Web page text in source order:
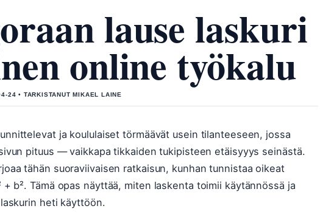
lause laskuri
online työkalu
24 • TARKISTANUT MIKAEL LAINE
ja koululaiset törmäävät usein tilanteeseen, jossa
pituus — vaikkapa tikkaiden tukipisteen etäisyyys seinästä.
tähän suoraviivaisen ratkaisun, kunhan tunnistaa oikeat
+ b². Tämä opas näyttää, miten laskenta toimii käytännössä ja
heti käyttöön.